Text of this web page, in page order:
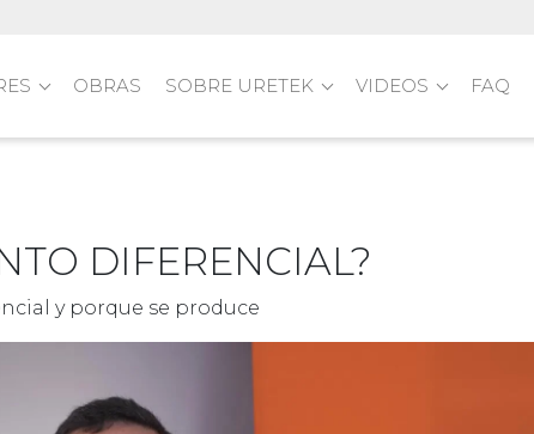
OBRAS SOBRE URETEK VIDEOS FAQ
DIFERENCIAL?
y porque se produce